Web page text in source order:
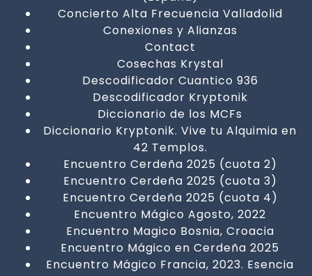
Concierto Alta Frecuencia Valladolid
Conexiones y Alianzas
Contact
Cosechas Krystal
Descodificador Cuantico 936
Descodificador Kryptonik
Diccionario de los MCFs
Diccionario Kryptonik. Vive tu Alquimia en
42 Templos.
Encuentro Cerdeña 2025 (cuota 2)
Encuentro Cerdeña 2025 (cuota 3)
Encuentro Cerdeña 2025 (cuota 4)
Encuentro Mágico Agosto, 2022
Encuentro Magico Bosnia, Croacia
Encuentro Mágico en Cerdeña 2025
Encuentro Mágico Francia, 2023. Esencia